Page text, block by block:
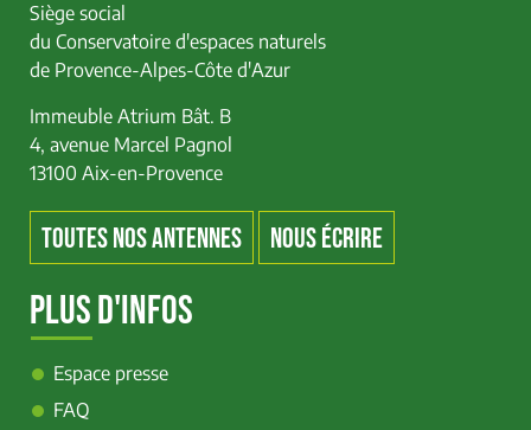
Siège social
du Conservatoire d'espaces naturels
de Provence-Alpes-Côte d'Azur
Immeuble Atrium Bât. B
4, avenue Marcel Pagnol
13100 Aix-en-Provence
TOUTES NOS ANTENNES NOUS ÉCRIRE
PLUS D'INFOS
Espace presse
FAQ